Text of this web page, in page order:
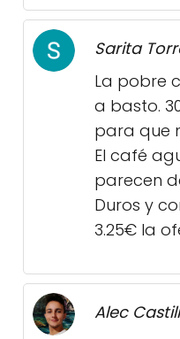
Sarita
La pobre
a basto.
para que
El café
parecen
Duros y
3.25€ la
Alec